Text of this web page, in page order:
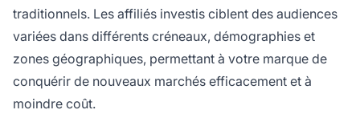
traditionnels. Les affiliés investis ciblent des audiences
variées dans différents créneaux, démographies et
zones géographiques, permettant à votre marque de
conquérir de nouveaux marchés efficacement et à
moindre coût.